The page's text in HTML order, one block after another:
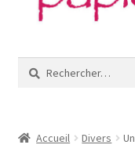
navigation
A propos
Rechercher :
Accueil Divers